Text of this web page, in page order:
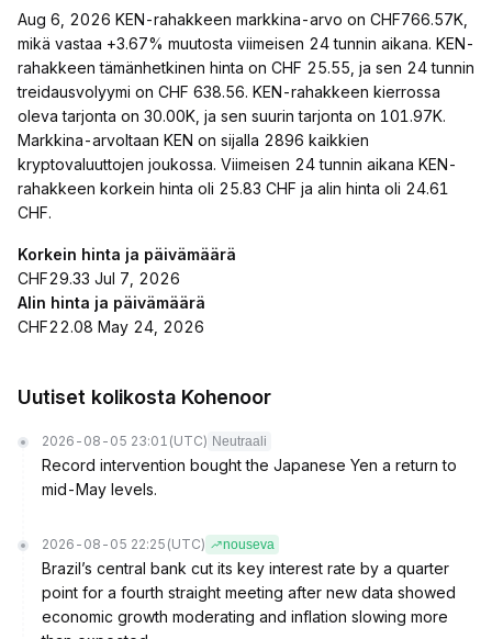
Aug 6, 2026 KEN-rahakkeen markkina-arvo on CHF766.57K,
mikä vastaa +3.67% muutosta viimeisen 24 tunnin aikana. KEN-
rahakkeen tämänhetkinen hinta on CHF 25.55, ja sen 24 tunnin
treidausvolyymi on CHF 638.56. KEN-rahakkeen kierrossa
oleva tarjonta on 30.00K, ja sen suurin tarjonta on 101.97K.
Markkina-arvoltaan KEN on sijalla 2896 kaikkien
kryptovaluuttojen joukossa. Viimeisen 24 tunnin aikana KEN-
rahakkeen korkein hinta oli 25.83 CHF ja alin hinta oli 24.61
CHF.
Korkein hinta ja päivämäärä
CHF29.33 Jul 7, 2026
Alin hinta ja päivämäärä
CHF22.08 May 24, 2026
Uutiset kolikosta Kohenoor
2026-08-05 23:01 (UTC) Neutraali
Record intervention bought the Japanese Yen a return to
mid-May levels.
2026-08-05 22:25 (UTC) nouseva
Brazil’s central bank cut its key interest rate by a quarter
point for a fourth straight meeting after new data showed
economic growth moderating and inflation slowing more